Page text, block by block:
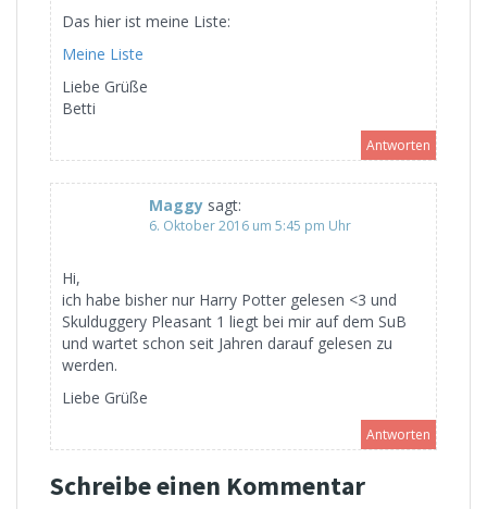
Das hier ist meine Liste:
Meine Liste
Liebe Grüße
Betti
Antworten
Maggy sagt:
6. Oktober 2016 um 5:45 pm Uhr
Hi,
ich habe bisher nur Harry Potter gelesen <3 und
Skulduggery Pleasant 1 liegt bei mir auf dem SuB
und wartet schon seit Jahren darauf gelesen zu
werden.
Liebe Grüße
Antworten
Schreibe einen Kommentar